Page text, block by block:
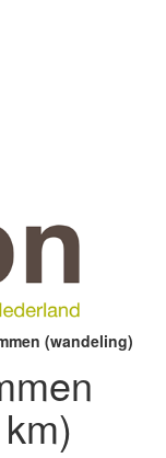
(wandeling)